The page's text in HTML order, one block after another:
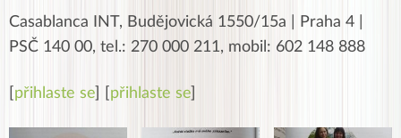
Casablanca INT, Budějovická 1550/15a | Praha 4 |
PSČ 140 00, tel.: 270 000 211, mobil: 602 148 888
přihlaste se přihlaste se